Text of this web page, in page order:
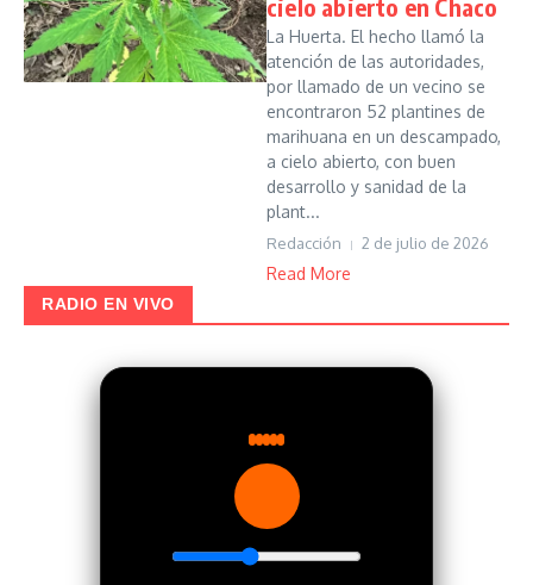
cielo abierto en Chaco
La Huerta. El hecho llamó la
atención de las autoridades,
por llamado de un vecino se
encontraron 52 plantines de
marihuana en un descampado,
a cielo abierto, con buen
desarrollo y sanidad de la
plant...
Redacción 2 de julio de 2026
Read More
RADIO EN VIVO